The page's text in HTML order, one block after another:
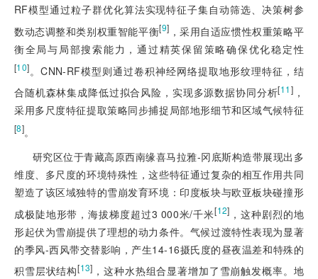
RF模型通过粒子群优化算法实现特征子集自动筛选、决策树参
数动态调整和类别权重智能平衡[9] ，采用自适应惯性权重策略平
衡全局与局部搜索能力，通过精英保留策略确保优化稳定性
[10]。CNN-RF模型则通过卷积神经网络提取地形纹理特征，结
合随机森林集成降低过拟合风险，实现多源数据协同分析[11] ，
采用多尺度特征提取策略同步捕捉局部地形细节和区域气候特征
[8]。
研究区位于青藏高原西南缘喜马拉雅-冈底斯构造带展现出多
维度、多尺度的环境特殊性，这些特征通过复杂的相互作用共同
塑造了该区域独特的雪崩发育环境：印度板块与欧亚板块碰撞形
成极陡地形带，海拔梯度超过3 000米/千米[12] ，这种剧烈的地
形起伏为雪崩提供了理想的动力条件。气候过渡特性表现为显著
的季风-西风带交替影响，产生14-16摄氏度的昼夜温差和特殊的
积雪层状结构[13] ，这种水热组合显著增加了雪崩触发概率。地